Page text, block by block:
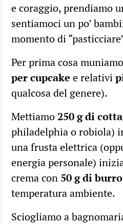
e coraggio, prendiamo
sentiamoci un po’
momento di
Per prima cosa
per cupcake e relativi
qualcosa del genere).
Mettiamo250 g di
philadelphia o robiola)
una frusta elettrica
energia personale)
crema con 50 g di burro
temperatura ambiente.
Sciogliamo a